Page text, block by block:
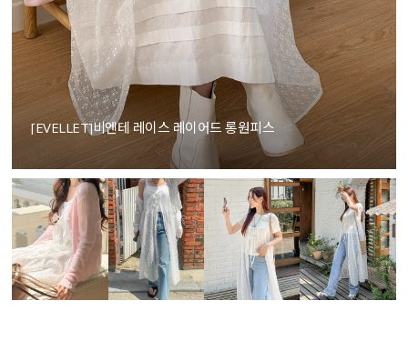
[EVELLET]비엔테 레이스 레이어드 롱원피스